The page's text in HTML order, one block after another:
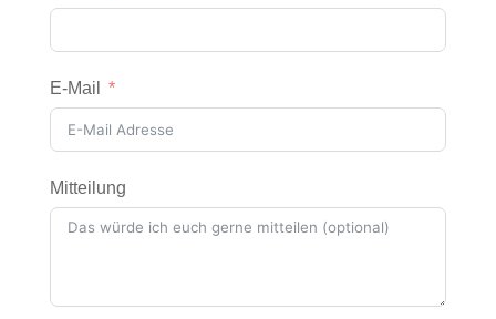
E-Mail
Mitteilung